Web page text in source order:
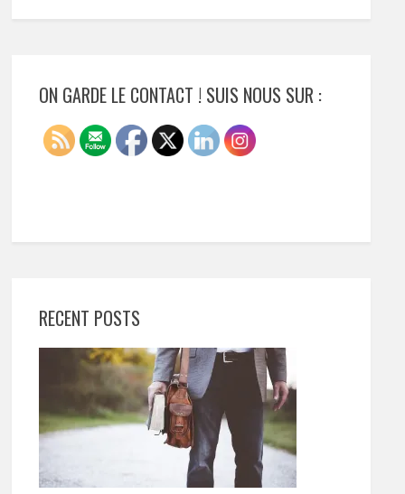
ON GARDE LE CONTACT ! SUIS NOUS SUR :
RECENT POSTS